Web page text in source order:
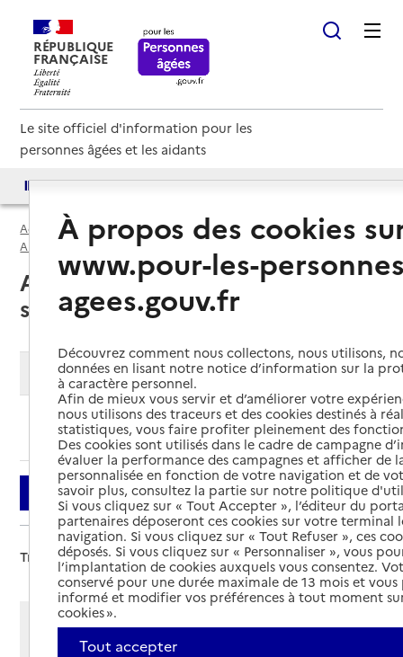
RÉPUBLIQUE
FRANÇAISE
Le site officiel d'information pour les
personnes âgées et les aidants
Accès aux annuaires Accès par besoin
Accueil Espace annuaire
USLD par département
Ariège (09)
Unité de soins de longue durée (USLD)
Ariège (09) : liste des unités de
soins de longue durée (USLD)
Modifier ma recherche
Ajouter cette recherche aux favoris
Filtrer
Trier par :
Afficher les résultats par:
Mode liste
Mode carte
À propos des cookies
www.pour-les-
agees.gouv.fr
Découvrez comment nous collectons, nous utilisons,
données en lisant notre notice d’information sur la
à caractère personnel.
Afin de mieux vous servir et d’améliorer votre
nous utilisons des traceurs et des cookies destinés à
statistiques, vous faire profiter pleinement des
Des cookies sont utilisés dans le cadre de campagne
évaluer la performance des campagnes et afficher de
personnalisée en fonction de votre navigation et de
savoir plus, consultez la partie sur notre politique
Si vous cliquez sur « Tout Accepter », l’éditeur du
partenaires déposeront ces cookies sur votre terminal
navigation. Si vous cliquez sur « Tout Refuser », ces
déposés. Si vous cliquez sur « Personnaliser », vous
l’implantation de cookies auxquels vous consentez.
conservé pour une durée maximale de 13 mois et
informé et modifier vos préférences à tout moment
cookies ».
Tout accepter